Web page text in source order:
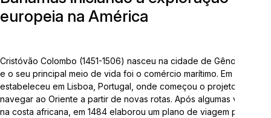
europeia na América
Cristóvão Colombo (1451-1506) nasceu na cidade de Gênova, Itália,
e o seu principal meio de vida foi o comércio marítimo. Em 1477 se
estabeleceu em Lisboa, Portugal, onde começou o projeto de
navegar ao Oriente a partir de novas rotas. Após algumas viagens
na costa africana, em 1484 elaborou um plano de viagem pelo
Telefone: 3714-7000 (Ramal 5563 ou 5505)